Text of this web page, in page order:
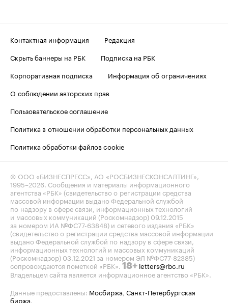
Контактная информация
Редакция
Скрыть баннеры на РБК
Подписка на РБК
Корпоративная подписка
Информация об ограничениях
О соблюдении авторских прав
Пользовательское соглашение
Политика в отношении обработки персональных данных
Политика обработки файлов cookie
© ООО «БИЗНЕСПРЕСС», АО «РОСБИЗНЕСКОНСАЛТИНГ»,
1995–2026 . Сообщения и материалы информационного
агентства «РБК» (свидетельство о регистрации средства
массовой информации выдано Федеральной службой
по надзору в сфере связи, информационных технологий
и массовых коммуникаций (Роскомнадзор) 09.12.2015
за номером ИА №ФС77-63848) и сетевого издания «РБК»
(свидетельство о регистрации средства массовой информации
выдано Федеральной службой по надзору в сфере связи,
информационных технологий и массовых коммуникаций
(Роскомнадзор) 03.12.2021 за номером ЭЛ №ФС77-82385)
сопровождаются пометкой «РБК». 18+ letters@rbc.ru
Владельцем сайта является информационное агентство «РБК».
Данные предоставлены: Мосбиржа Санкт-Петербургская
биржа